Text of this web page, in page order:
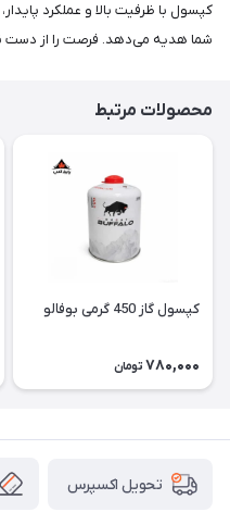
کپسول با ظرفیت بالا و عملکرد
شما هدیه می‌دهد. فرصت را از دست
محصولات مرتبط
کپسول گاز 450 گرمی بوفالو
780,000 تومان
تحویل اکسپرس